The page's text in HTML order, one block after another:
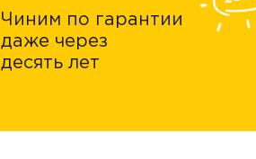
Чиним по гарантии
даже через
десять лет